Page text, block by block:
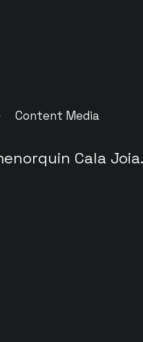
Content Media
Cala Joia.